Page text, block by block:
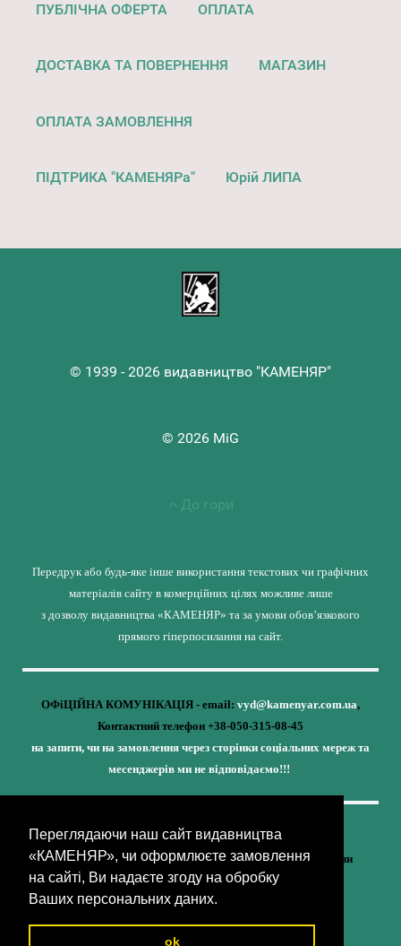
Переглядаючи наш сайт видавництва
«КАМЕНЯР», чи оформлюєте замовлення
на сайті, Ви надаєте згоду на обробку
Ваших персональних даних.
ok
ПУБЛІЧНА ОФЕРТА ОПЛАТА
ДОСТАВКА ТА ПОВЕРНЕННЯ МАГАЗИН
ОПЛАТА ЗАМОВЛЕННЯ
ПІДТРИКА "КАМЕНЯРа" Юрій ЛИПА
© 1939 - 2026 видавництво "КАМЕНЯР"
© 2026 MiG
До гори
Передрук або будь-яке інше використання текстових чи графічних
матеріалів сайту в комерційних цілях можливе лише
з дозволу видавництва «КАМЕНЯР» та за умови обов’язкового
прямого гіперпосилання на сайт.
ОФіЦІЙНА КОМУНІКАЦІЯ - email: vyd@kamenyar.com.ua,
Контактний телефон +38-050-315-08-45
на запити, чи на замовлення через сторінки соціальних мереж та
месенджерів ми не відповідаємо!!!
Кожне наше видання - це внесок у спротив,
у збереження ідентичності та неминучу перемогу України
(видавництво «КАМЕНЯР»)